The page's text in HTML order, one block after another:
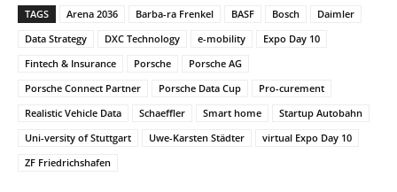
TAGS Arena 2036 Barba-ra Frenkel BASF Bosch
Daimler
Data Strategy
DXC Technology e-mobility
Expo Day 10
Fintech & Insurance
Porsche
Porsche AG
Porsche Connect Partner
Porsche Data Cup
Pro-curement
Realistic Vehicle Data
Schaeffler Smart home
Startup Autobahn
Uni-versity of Stuttgart
Uwe-Karsten Städter
virtual Expo Day 10
ZF Friedrichshafen